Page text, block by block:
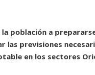
población a
las previsiones
en los sectores